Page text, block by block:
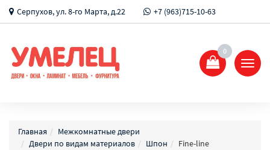
Серпухов, ул. 8-го Марта, д.22 +7 (963)715-10-63
0
Главная
Межкомнатные двери
Двери по видам материалов
Шпон Fine-line